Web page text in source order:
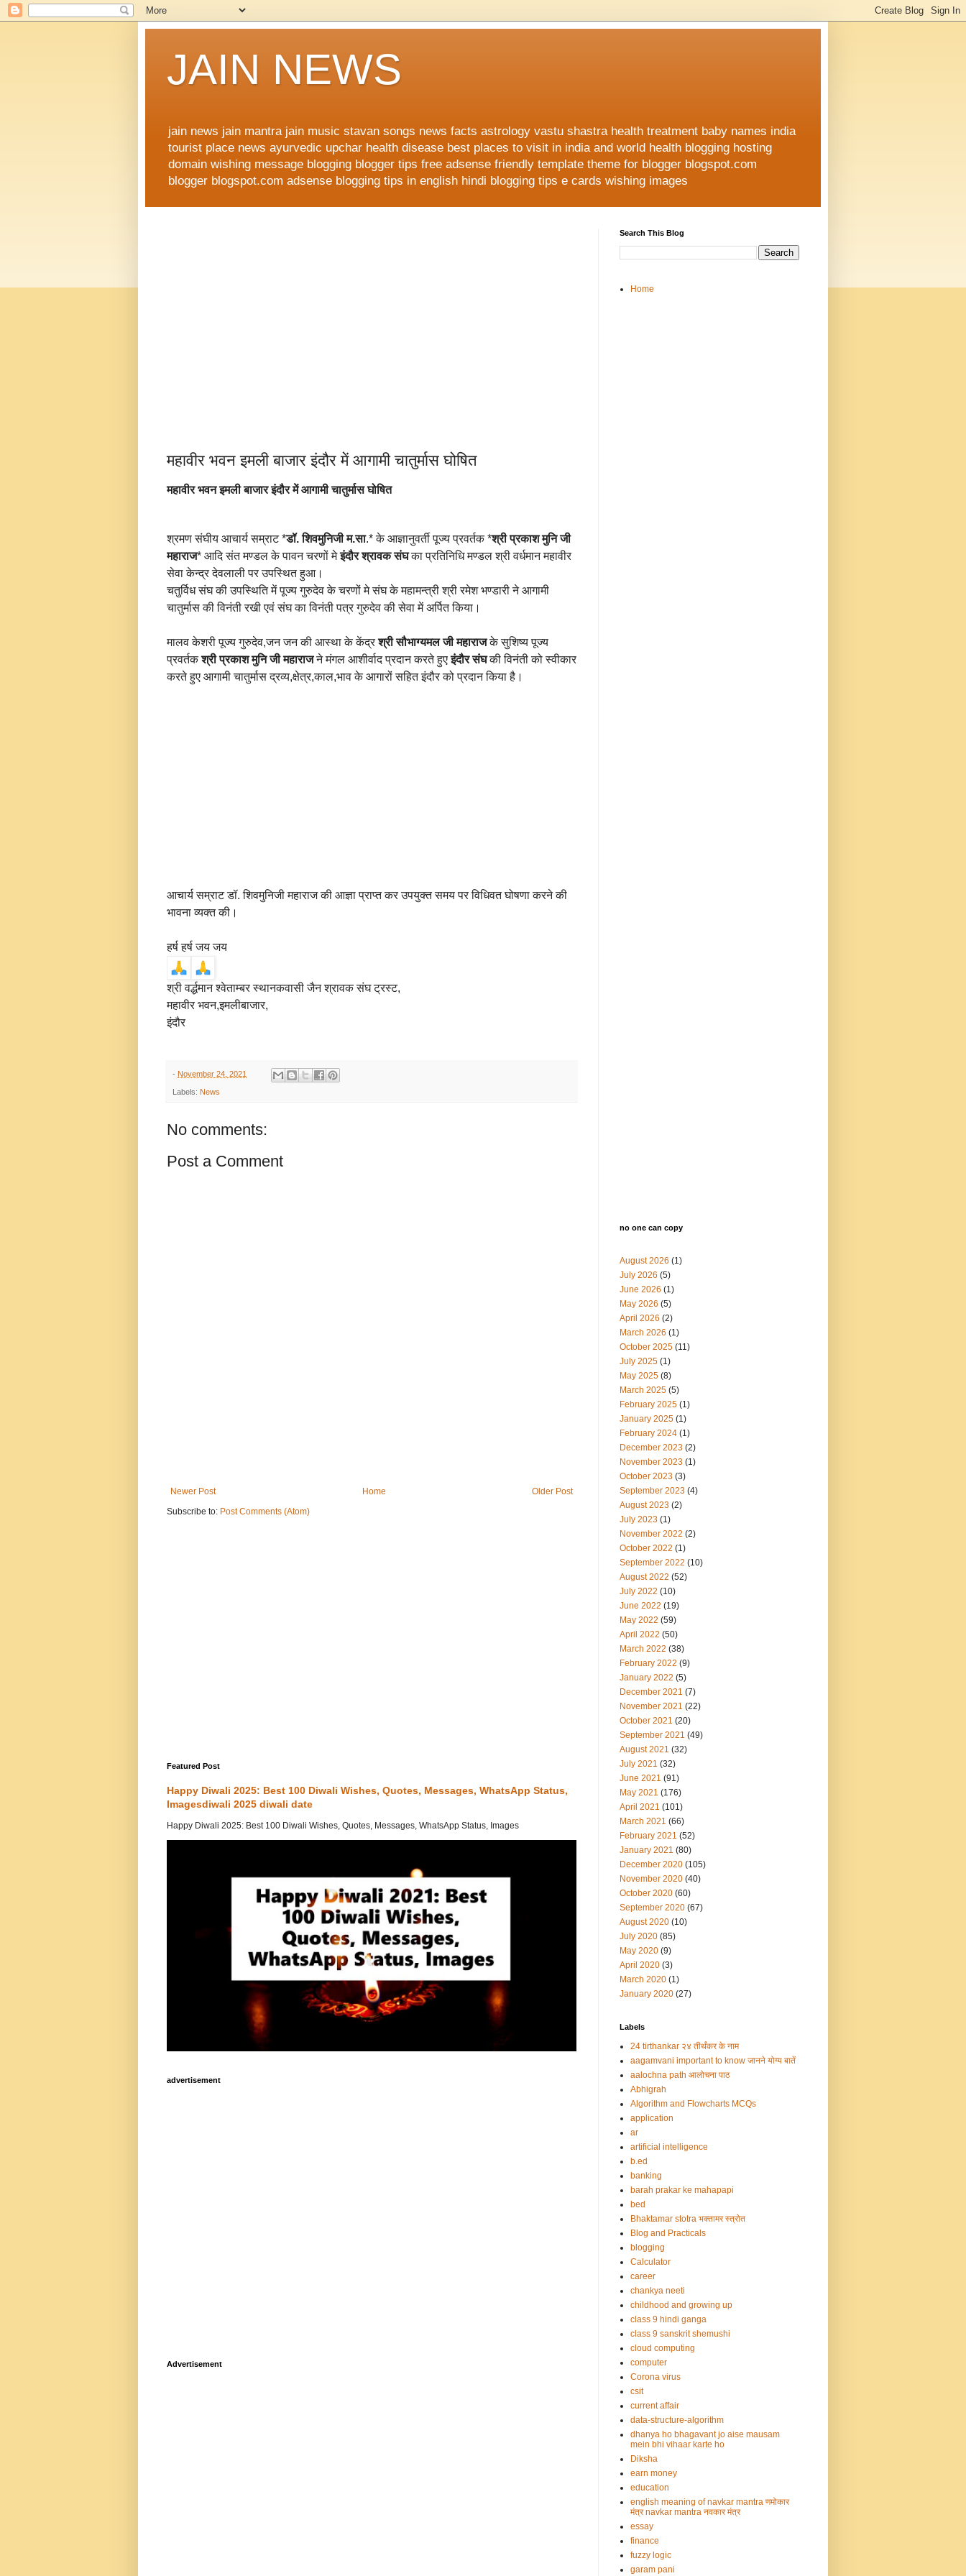
JAIN NEWS
jain news jain mantra jain music stavan songs news facts astrology vastu shastra health treatment baby names india
tourist place news ayurvedic upchar health disease best places to visit in india and world health blogging hosting
domain wishing message blogging blogger tips free adsense friendly template theme for blogger blogspot.com
blogger blogspot.com adsense blogging tips in english hindi blogging tips e cards wishing images
महावीर भवन इमली बाजार इंदौर में आगामी चातुर्मास घोषित
महावीर भवन इमली बाजार इंदौर में आगामी चातुर्मास घोषित
श्रमण संघीय आचार्य सम्राट *डॉ. शिवमुनिजी म.सा.* के आज्ञानुवर्ती पूज्य प्रवर्तक *श्री प्रकाश मुनि जी
महाराज* आदि संत मण्डल के पावन चरणों मेइंदौर श्रावक संघका प्रतिनिधि मण्डल श्री वर्धमान महावीर
सेवा केन्द्र देवलाली पर उपस्थित हुआ।
चतुर्विध संघ की उपस्थिति में पूज्य गुरुदेव के चरणों मे संघ के महामन्त्री श्री रमेश भण्डारी ने आगामी
चातुर्मास की विनंती रखी एवं संघ का विनंती पत्र गुरुदेव की सेवा में अर्पित किया।
मालव केशरी पूज्य गुरुदेव,जन जन की आस्था के केंद्रश्री सौभाग्यमल जी महाराजके सुशिष्य पूज्य
प्रवर्तकश्री प्रकाश मुनि जी महाराजने मंगल आशीर्वाद प्रदान करते हुएइंदौर संघकी विनंती को स्वीकार
करते हुए आगामी चातुर्मास द्रव्य,क्षेत्र,काल,भाव के आगारों सहित इंदौर को प्रदान किया है।
आचार्य सम्राट डॉ. शिवमुनिजी महाराज की आज्ञा प्राप्त कर उपयुक्त समय पर विधिवत घोषणा करने की
भावना व्यक्त की।
हर्ष हर्ष जय जय
श्री वर्द्धमान श्वेताम्बर स्थानकवासी जैन श्रावक संघ ट्रस्ट,
महावीर भवन,इमलीबाजार,
इंदौर
- November 24, 2021
Labels: News
No comments:
Post a Comment
Newer Post Older Post
Home
Subscribe to: Post Comments (Atom)
Featured Post
Happy Diwali 2025: Best 100 Diwali Wishes, Quotes, Messages, WhatsApp Status,
Imagesdiwali 2025 diwali date
Happy Diwali 2025: Best 100 Diwali Wishes, Quotes, Messages, WhatsApp Status, Images
advertisement
Advertisement
Search This Blog
Home
no one can copy
August 2026 (1)
July 2026 (5)
June 2026 (1)
May 2026 (5)
April 2026 (2)
March 2026 (1)
October 2025 (11)
July 2025 (1)
May 2025 (8)
March 2025 (5)
February 2025 (1)
January 2025 (1)
February 2024 (1)
December 2023 (2)
November 2023 (1)
October 2023 (3)
September 2023 (4)
August 2023 (2)
July 2023 (1)
November 2022 (2)
October 2022 (1)
September 2022 (10)
August 2022 (52)
July 2022 (10)
June 2022 (19)
May 2022 (59)
April 2022 (50)
March 2022 (38)
February 2022 (9)
January 2022 (5)
December 2021 (7)
November 2021 (22)
October 2021 (20)
September 2021 (49)
August 2021 (32)
July 2021 (32)
June 2021 (91)
May 2021 (176)
April 2021 (101)
March 2021 (66)
February 2021 (52)
January 2021 (80)
December 2020 (105)
November 2020 (40)
October 2020 (60)
September 2020 (67)
August 2020 (10)
July 2020 (85)
May 2020 (9)
April 2020 (3)
March 2020 (1)
January 2020 (27)
Labels
24 tirthankar २४ तीर्थंकर के नाम
aagamvani important to know जानने योग्य बातें
aalochna path आलोचना पाठ
Abhigrah
Algorithm and Flowcharts MCQs
application
ar
artificial intelligence
b.ed
banking
barah prakar ke mahapapi
bed
Bhaktamar stotra भक्तामर स्त्रोत
Blog and Practicals
blogging
Calculator
career
chankya neeti
childhood and growing up
class 9 hindi ganga
class 9 sanskrit shemushi
cloud computing
computer
Corona virus
csit
current affair
data-structure-algorithm
dhanya ho bhagavant jo aise mausam
mein bhi vihaar karte ho
Diksha
earn money
education
english meaning of navkar mantra णमोकार
मंत्र navkar mantra नवकार मंत्र
essay
finance
fuzzy logic
garam pani